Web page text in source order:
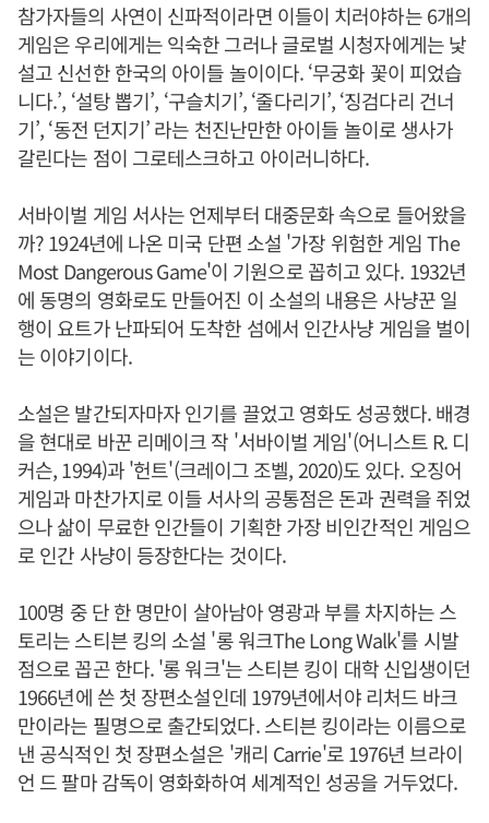
참가자들의 사연이 신파적이라면 이들이 치러야하는 6개의
게임은 우리에게는 익숙한 그러나 글로벌 시청자에게는 낯
설고 신선한 한국의 아이들 놀이이다. ‘무궁화 꽃이 피었습
니다.’, ‘설탕 뽑기’, ‘구슬치기’, ‘줄다리기’, ‘징검다리 건너
기’, ‘동전 던지기’ 라는 천진난만한 아이들 놀이로 생사가
갈린다는 점이 그로테스크하고 아이러니하다.
서바이벌 게임 서사는 언제부터 대중문화 속으로 들어왔을
까? 1924년에 나온 미국 단편 소설 '가장 위험한 게임 The
Most Dangerous Game'이 기원으로 꼽히고 있다. 1932년
에 동명의 영화로도 만들어진 이 소설의 내용은 사냥꾼 일
행이 요트가 난파되어 도착한 섬에서 인간사냥 게임을 벌이
는 이야기이다.
소설은 발간되자마자 인기를 끌었고 영화도 성공했다. 배경
을 현대로 바꾼 리메이크 작 '서바이벌 게임'(어니스트 R. 디
커슨, 1994)과 '헌트'(크레이그 조벨, 2020)도 있다. 오징어
게임과 마찬가지로 이들 서사의 공통점은 돈과 권력을 쥐었
으나 삶이 무료한 인간들이 기획한 가장 비인간적인 게임으
로 인간 사냥이 등장한다는 것이다.
100명 중 단 한 명만이 살아남아 영광과 부를 차지하는 스
토리는 스티븐 킹의 소설 '롱 워크The Long Walk'를 시발
점으로 꼽곤 한다. '롱 워크'는 스티븐 킹이 대학 신입생이던
1966년에 쓴 첫 장편소설인데 1979년에서야 리처드 바크
만이라는 필명으로 출간되었다. 스티븐 킹이라는 이름으로
낸 공식적인 첫 장편소설은 '캐리 Carrie'로 1976년 브라이
언 드 팔마 감독이 영화화하여 세계적인 성공을 거두었다.